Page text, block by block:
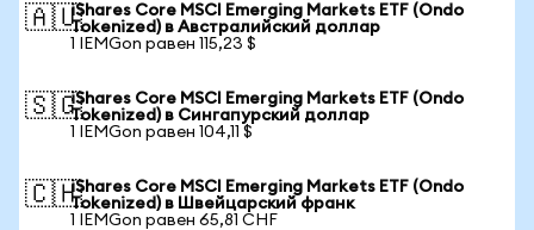
🇦🇺iShares Core MSCI Emerging Markets ETF (Ondo
Tokenized) в Австралийский доллар
1 IEMGon равен 115,23 $
🇸🇬iShares Core MSCI Emerging Markets ETF (Ondo
Tokenized) в Сингапурский доллар
1 IEMGon равен 104,11 $
🇨🇭iShares Core MSCI Emerging Markets ETF (Ondo
Tokenized) в Швейцарский франк
1 IEMGon равен 65,81 CHF